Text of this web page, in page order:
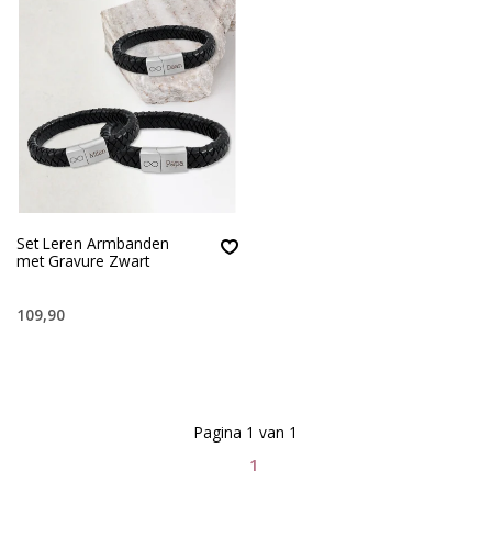
Set Leren Armbanden
met Gravure Zwart
109,90
1
Pagina 1 van 1